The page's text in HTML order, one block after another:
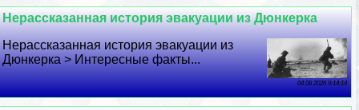
Нерассказанная история эвакуации из Дюнкерка
Нерассказанная история эвакуации из
Дюнкерка > Интересные факты...
04 08 2026 9:14:14